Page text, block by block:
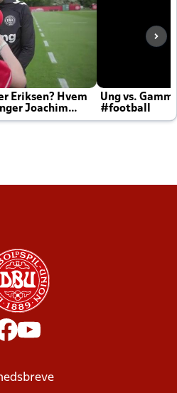
Eriksen? Hvem
Joachim
Ung vs.
#football